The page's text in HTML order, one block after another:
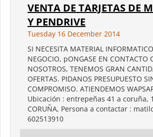
VENTA DE TARJETAS DE
Y PENDRIVE
Tuesday 16 December 2014
SI NECESITA MATERIAL
NEGOCIO, pONGASE EN CONTACTO
NOSOTROS, TENEMOS GRAN
OFERTAS. PIDANOS PRESUPUESTO
COMPROMISO. ATIENDEMOS
Ubicación : entrepeñas 41 a coruña,
CORUÑA, Persona a contactar :
602513910